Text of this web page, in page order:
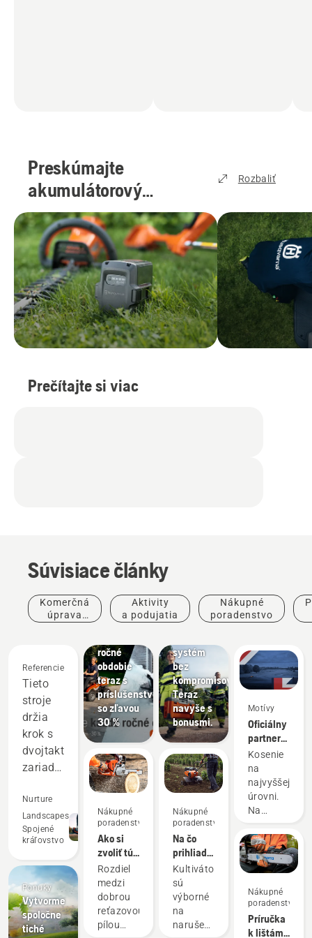
Preskúmajte
akumulátorový
ekosystém
Husqvarna (2)
Rozbaliť
Prečítajte si viac
Súvisiace články
Komerčná
úprava
Aktivity
a podujatia
Nákupné
poradenstvo
Referencie
Tieto
stroje
držia
krok s
dvojtaktnými
zariadeniami
dosahujú
lepšie
výsledky
mnohých
oblastiach.
Šetria
nám
peniaze
Nurture
Landscapes
Spojené
kráľovstvo
Ponuky
Vytvorme
spoločne
tiché
Ponuky
Rider pre
ročné
obdobie
teraz s
príslušenstvom
so zľavou
30 %
Nákupné
poradenstvo
Ako si
zvoliť tú
najlepšiu
reťazovú
pílu pre
vaše
potreby
Rozdiel
medzi
dobrou
reťazovou
pílou
Ponuky
systém
bez
kompromisov.
Teraz
navyše s
bonusmi.
Nákupné
poradenstvo
Na čo
prihliadať
pri kúpe
kultivátora
Kultivátory
sú
výborné
na
narušenie
Motívy
Oficiálny
partner
série DP
World
Tour
v oblasti
robotického
Kosenie
na
najvyššej
úrovni.
Na
vo vašej
záhrade.
Nákupné
poradenstvo
Príručka
k lištám